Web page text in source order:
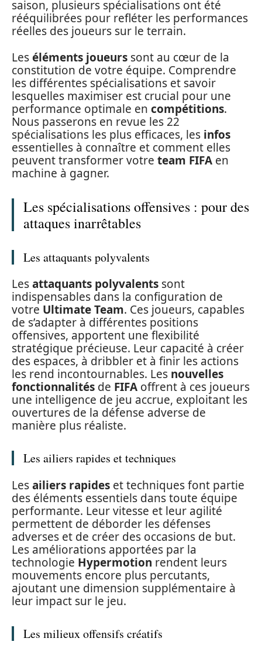
saison, plusieurs spécialisations ont été
rééquilibrées pour refléter les performances
réelles des joueurs sur le terrain.
Leséléments joueurs sont au cœur de la
constitution de votre équipe. Comprendre
les différentes spécialisations et savoir
lesquelles maximiser est crucial pour une
performance optimale en compétitions.
Nous passerons en revue les 22
spécialisations les plus efficaces, les infos
essentielles à connaître et comment elles
peuvent transformer votre team FIFA en
machine à gagner.
Les spécialisations offensives : pour des
attaques inarrêtables
Les attaquants polyvalents
Lesattaquants polyvalents sont
indispensables dans la configuration de
votre Ultimate Team. Ces joueurs, capables
de s’adapter à différentes positions
offensives, apportent une flexibilité
stratégique précieuse. Leur capacité à créer
des espaces, à dribbler et à finir les actions
les rend incontournables. Les nouvelles
fonctionnalités de FIFA offrent à ces joueurs
une intelligence de jeu accrue, exploitant les
ouvertures de la défense adverse de
manière plus réaliste.
Les ailiers rapides et techniques
Lesailiers rapides et techniques font partie
des éléments essentiels dans toute équipe
performante. Leur vitesse et leur agilité
permettent de déborder les défenses
adverses et de créer des occasions de but.
Les améliorations apportées par la
technologie Hypermotion rendent leurs
mouvements encore plus percutants,
ajoutant une dimension supplémentaire à
leur impact sur le jeu.
Les milieux offensifs créatifs